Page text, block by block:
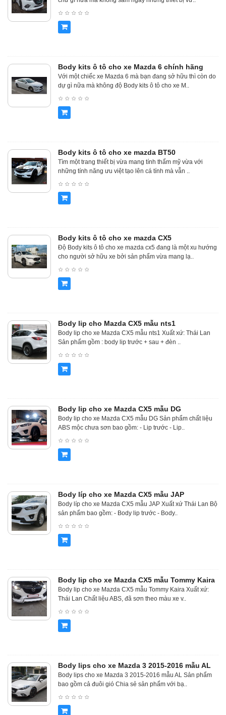
Body kits ô tô cho xe Mazda 6 chính hãng
Với một chiếc xe Mazda 6 mà bạn đang sở hữu thì còn do
dự gì nữa mà không độ Body kits ô tô cho xe M..
Body kits ô tô cho xe mazda BT50
Tìm một trang thiết bị vừa mang tính thẩm mỹ vừa với
những tính năng ưu việt tạo lên cá tính mà vẫn ..
Body kits ô tô cho xe mazda CX5
Độ Body kits ô tô cho xe mazda cx5 đang là một xu hướng
cho người sở hữu xe bởi sản phẩm vừa mang lạ..
Body lip cho Mazda CX5 mẫu nts1
Body lip cho xe Mazda CX5 mẫu nts1 Xuất xứ: Thái Lan
Sản phẩm gồm : body lip trước + sau + đèn ..
Body lip cho xe Mazda CX5 mẫu DG
Body lip cho xe Mazda CX5 mẫu DG Sản phẩm chất liệu
ABS mộc chưa sơn bao gồm: - Lip trước - Lip..
Body líp cho xe Mazda CX5 mẫu JAP
Body líp cho xe Mazda CX5 mẫu JAP Xuất xứ Thái Lan Bộ
sản phẩm bao gồm: - Body lip trước - Body..
Body lip cho xe Mazda CX5 mẫu Tommy Kaira
Body lip cho xe Mazda CX5 mẫu Tommy Kaira Xuất xứ:
Thái Lan Chất liệu ABS, đã sơn theo màu xe v..
Body lips cho xe Mazda 3 2015-2016 mẫu AL
Body lips cho xe Mazda 3 2015-2016 mẫu AL Sản phẩm
bao gồm cả đuôi gió Chia sẻ sản phẩm với bạ..